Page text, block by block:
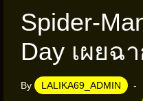
Spider-
Day เผยฉ
By LALIKA69_ADMIN